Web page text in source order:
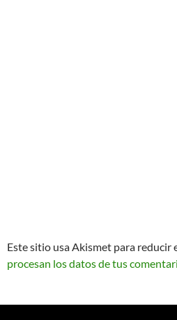
Este sitio usa Akismet para reducir
procesan los datos de tus